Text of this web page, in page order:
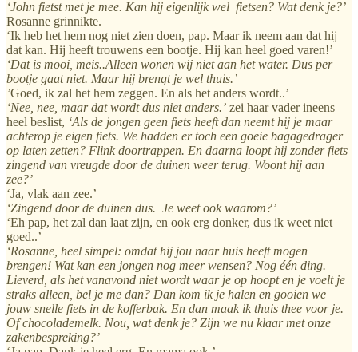
‘John fietst met je mee. Kan hij eigenlijk wel fietsen? Wat denk je?’
Rosanne grinnikte.
‘Ik heb het hem nog niet zien doen, pap. Maar ik neem aan dat hij
dat kan. Hij heeft trouwens een bootje. Hij kan heel goed varen!’
‘Dat is mooi, meis..Alleen wonen wij niet aan het water. Dus per
bootje gaat niet. Maar hij brengt je wel thuis.’
’Goed, ik zal het hem zeggen. En als het anders wordt..’
‘Nee, nee, maar dat wordt dus niet anders.’ zei haar vader ineens
heel beslist, ‘Als de jongen geen fiets heeft dan neemt hij je maar
achterop je eigen fiets. We hadden er toch een goeie bagagedrager
op laten zetten? Flink doortrappen. En daarna loopt hij zonder fiets
zingend van vreugde door de duinen weer terug. Woont hij aan
zee?’
‘Ja, vlak aan zee.’
‘Zingend door de duinen dus. Je weet ook waarom?’
‘Eh pap, het zal dan laat zijn, en ook erg donker, dus ik weet niet
goed..’
‘Rosanne, heel simpel: omdat hij jou naar huis heeft mogen
brengen! Wat kan een jongen nog meer wensen? Nog één ding.
Lieverd, als het vanavond niet wordt waar je op hoopt en je voelt je
straks alleen, bel je me dan? Dan kom ik je halen en gooien we
jouw snelle fiets in de kofferbak. En dan maak ik thuis thee voor je.
Of chocolademelk. Nou, wat denk je? Zijn we nu klaar met onze
zakenbespreking?’